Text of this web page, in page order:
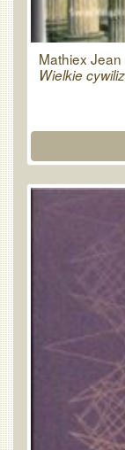
Mathiex Jean
Wielkie